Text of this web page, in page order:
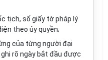
tịch, số giấy tờ pháp lý
theo ủy quyền;
của từng người đại
rõ ngày bắt đầu được